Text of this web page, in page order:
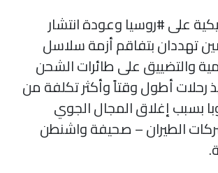
على #روسيا وعودة انتشار
تهددان بتفاقم أزمة سلاسل
والتضييق على طائرات الشحن
رحلات أطول وقتاً وأكثر تكلفة من
بسبب إغلاق المجال الجوي
الطيران – صحيفة واشنطن